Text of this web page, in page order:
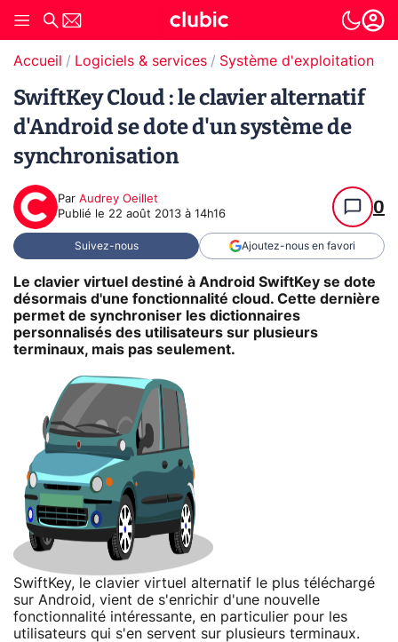
Accueil Logiciels & services Système d'exploitation
SwiftKey Cloud : le clavier alternatif
d'Android se dote d'un système de
synchronisation
Par Audrey Oeillet
Publié le 22 août 2013 à 14h16 0
Suivez-nous Ajoutez-nous en favori
Le clavier virtuel destiné à Android SwiftKey se dote
désormais d'une fonctionnalité cloud. Cette dernière
permet de synchroniser les dictionnaires
personnalisés des utilisateurs sur plusieurs
terminaux, mais pas seulement.
SwiftKey, le clavier virtuel alternatif le plus téléchargé
sur Android, vient de s'enrichir d'une nouvelle
fonctionnalité intéressante, en particulier pour les
utilisateurs qui s'en servent sur plusieurs terminaux.